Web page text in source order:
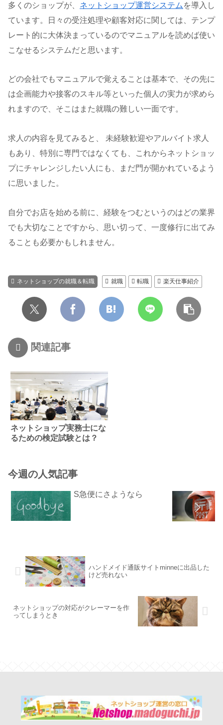
多くのショップが、 ネットショップ運営システム を導入し
ています。日々の受注処理や顧客対応に関しては、テンプ
レート的に大体決まっているのでマニュアルを読めば使い
こなせるシステムだと思います。
どの会社でもマニュアルで覚えることは基本で、その先に
は企画能力や接客のスキル等といった個人の実力が求めら
れますので、そこはまた就職の難しい一面です。
求人の内容を見てみると、 未経験歓迎やアルバイト求人
もあり、特別に専門ではなくても、これからネットショッ
プにチャレンジしたい人にも、まだ門が開かれているよう
に思いました。
自分でお店を始める前に、経験をつむというのはどの業界
でも大切なことですから、思い切って、一度修行に出てみ
ることも必要かもしれません。
ネットショップの就職＆転職 就職 転職 楽天仕事紹介
関連記事
ネットショップ実務士にな
るための検定試験とは？
今週の人気記事
S急便にさようなら
ハンドメイド通販サイトminneに出品した
けど売れない
ネットショップの対応がクレーマーを作
ってしまうとき